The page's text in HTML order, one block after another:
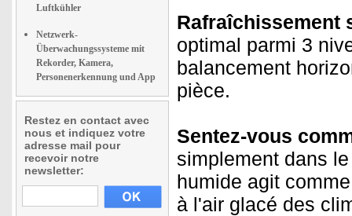
Luftkühler
Netzwerk-
Überwachungssysteme mit
Rekorder, Kamera,
Personenerkennung und App
Restez en contact avec
nous et indiquez votre
adresse mail pour
recevoir notre
newsletter:
Rafraîchissement
optimal parmi 3
balancement
pièce.
Sentez-vous
simplement dans
humide agit
à l'air glacé des